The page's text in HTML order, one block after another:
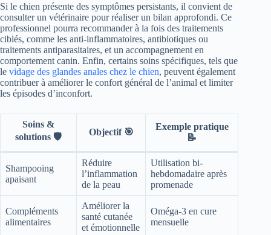
Si le chien présente des symptômes persistants, il convient de
consulter un vétérinaire pour réaliser un bilan approfondi. Ce
professionnel pourra recommander à la fois des traitements
ciblés, comme les anti-inflammatoires, antibiotiques ou
traitements antiparasitaires, et un accompagnement en
comportement canin. Enfin, certains soins spécifiques, tels que
le vidage des glandes anales chez le chien, peuvent également
contribuer à améliorer le confort général de l’animal et limiter
les épisodes d’inconfort.
Soins &
solutions 🛡️
Objectif 🎯
Exemple pratique
📝
Shampooing
apaisant
Réduire
l’inflammation
de la peau
Utilisation bi-
hebdomadaire après
promenade
Compléments
alimentaires
Améliorer la
santé cutanée
et émotionnelle
Oméga-3 en cure
mensuelle